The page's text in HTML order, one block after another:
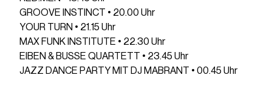
GROOVE INSTINCT • 20.00 Uhr
YOUR TURN • 21.15 Uhr
MAX FUNK INSTITUTE • 22.30 Uhr
EIBEN & BUSSE QUARTETT • 23.45 Uhr
JAZZ DANCE PARTY MIT DJ MABRANT • 00.45 Uhr